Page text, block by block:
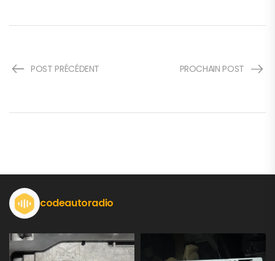
POST PRÉCÉDENT PROCHAIN POST
codeautoradio